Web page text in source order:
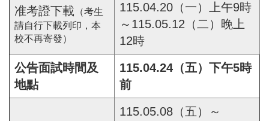
准考證下載 （考生
請自行下載列印，本
校不再寄發）
115.04.20（一）上午9時
～115.05.12（二）晚上
12時
公告面試時間及
地點
115.04.24（五）下午5時
前
115.05.08（五）～